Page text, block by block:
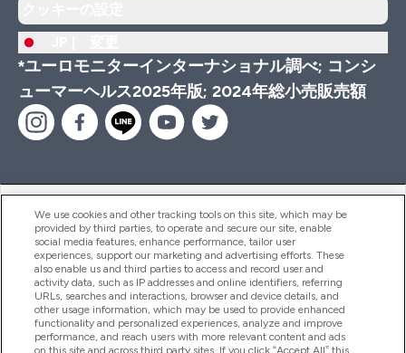
*ユーロモニターインターナショナル調べ; コンシ
ューマーヘルス2025年版; 2024年総小売販売額
ヘルプ＆ガイド
商品について
会社概要
We use cookies and other tracking tools on this site, which may be
provided by third parties, to operate and secure our site, enable
social media features, enhance performance, tailor user
experiences, support our marketing and advertising efforts. These
also enable us and third parties to access and record user and
activity data, such as IP addresses and online identifiers, referring
URLs, searches and interactions, browser and device details, and
other usage information, which may be used to provide enhanced
functionality and personalized experiences, analyze and improve
performance, and reach users with more relevant content and ads
on this site and across third party sites. If you click “Accept All” this